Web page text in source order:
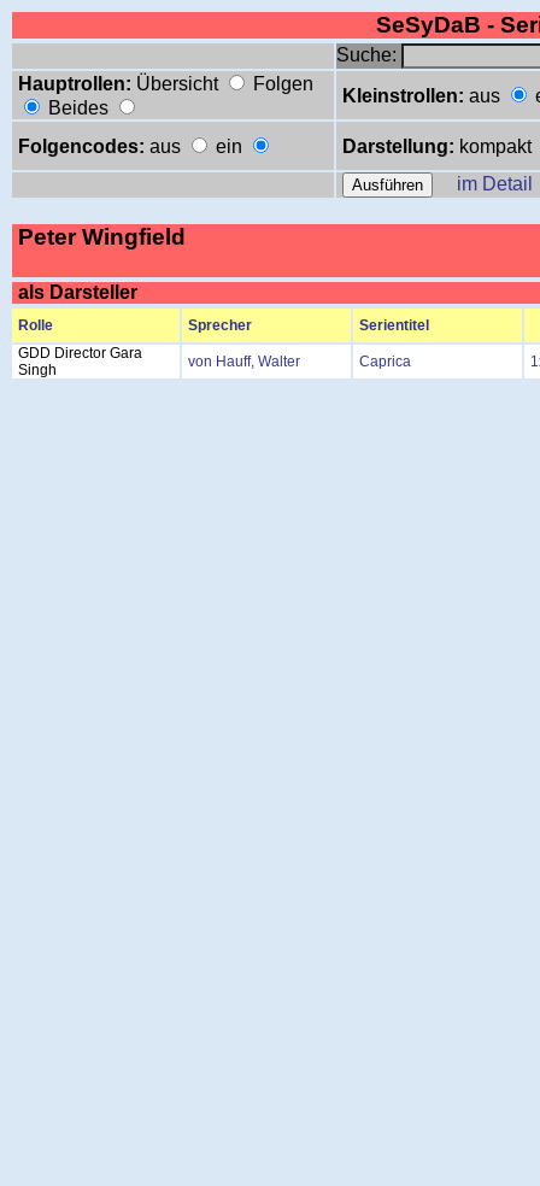
SeSyDaB -
Suche:
Hauptrollen: Übersicht
Folgen
Beides
Kleinstrollen: aus
Folgencodes: aus ein Darstellung: kompakt
im Detail
Peter Wingfield
als Darsteller
Rolle Sprecher
Serientitel
GDD Director Gara
Singh
von Hauff, Walter Caprica